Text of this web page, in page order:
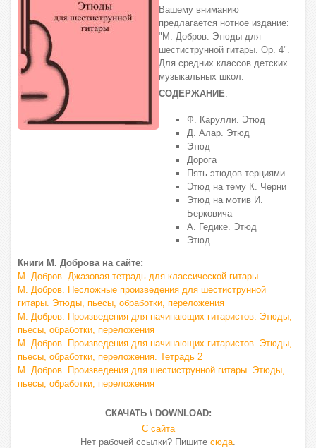
Вашему вниманию
предлагается нотное издание:
"М. Добров. Этюды для
шестиструнной гитары. Op. 4".
Для средних классов детских
музыкальных школ.
СОДЕРЖАНИЕ:
Ф. Карулли. Этюд
Д. Алар. Этюд
Этюд
Дорога
Пять этюдов терциями
Этюд на тему К. Черни
Этюд на мотив И.
Берковича
А. Гедике. Этюд
Этюд
Книги М. Доброва на сайте:
М. Добров. Джазовая тетрадь для классической гитары
М. Добров. Несложные произведения для шестиструнной
гитары. Этюды, пьесы, обработки, переложения
М. Добров. Произведения для начинающих гитаристов. Этюды,
пьесы, обработки, переложения
М. Добров. Произведения для начинающих гитаристов. Этюды,
пьесы, обработки, переложения. Тетрадь 2
М. Добров. Произведения для шестиструнной гитары. Этюды,
пьесы, обработки, переложения
СКАЧАТЬ \ DOWNLOAD:
С сайта
Нет рабочей ссылки? Пишите сюда.